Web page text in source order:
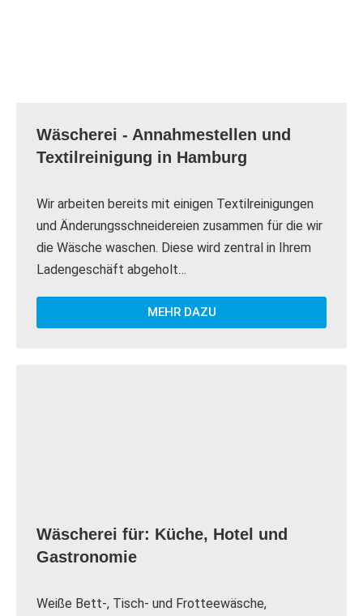
Wäscherei - Annahmestellen und
Textilreinigung in Hamburg
Wir arbeiten bereits mit einigen Textilreinigungen
und Änderungsschneidereien zusammen für die wir
die Wäsche waschen. Diese wird zentral in Ihrem
Ladengeschäft abgeholt…
MEHR DAZU
Wäscherei für: Küche, Hotel und
Gastronomie
Weiße Bett-, Tisch- und Frotteewäsche,